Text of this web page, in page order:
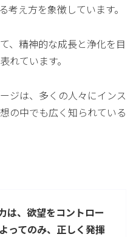
考え方を象徴しています。
、精神的な成長と浄化を目
れています。
ジは、多くの人々にインス
の中でも広く知られている
は、欲望をコントロー
ってのみ、正しく発揮